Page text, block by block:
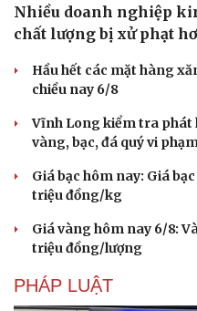
Văn hóa
Sân khấu - Điện ảnh
Âm nhạc
Di sản
Nhiều doanh nghiệp
chất lượng bị xử phạt
Hầu hết các mặt hàng
chiều nay 6/8
Vĩnh Long kiểm tra phát
vàng, bạc, đá quý vi
Giá bạc hôm nay: Giá
triệu đồng/kg
Giá vàng hôm nay 6/8:
triệu đồng/lượng
PHÁP LUẬT